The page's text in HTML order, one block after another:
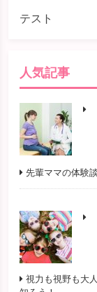
テスト
人気記事
先輩ママの体験
視力も視野も大